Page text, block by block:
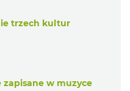
trzech kultur
zapisane w muzyce